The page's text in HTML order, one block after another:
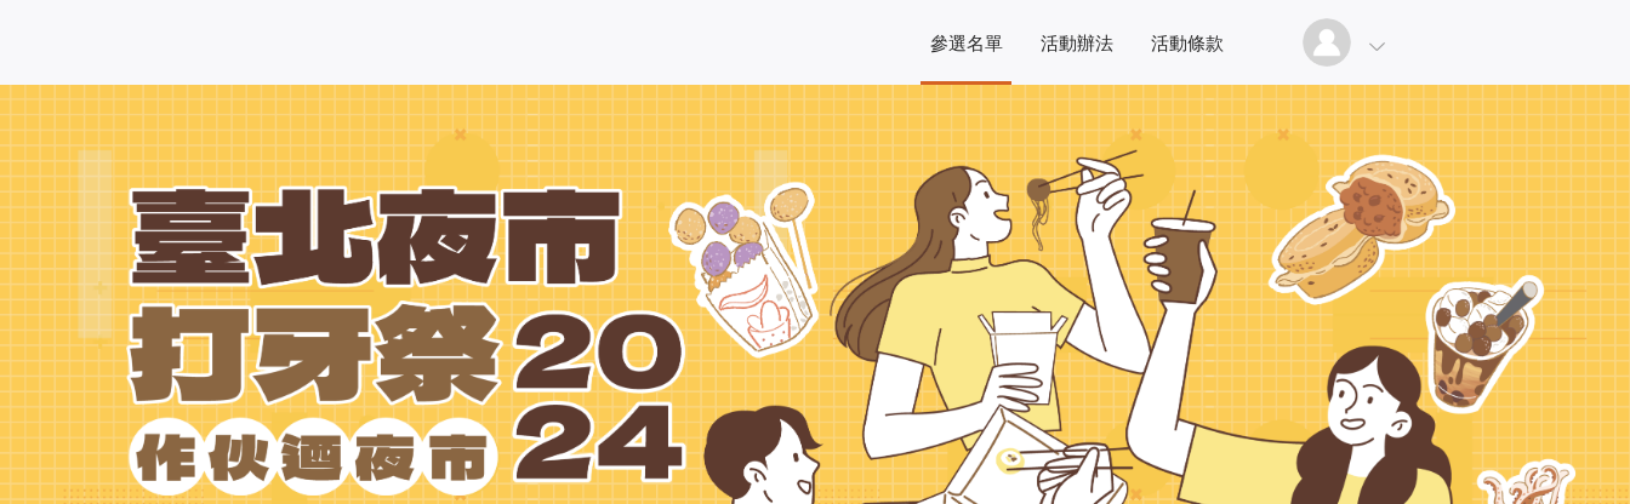
參選名單 活動辦法 活動條款